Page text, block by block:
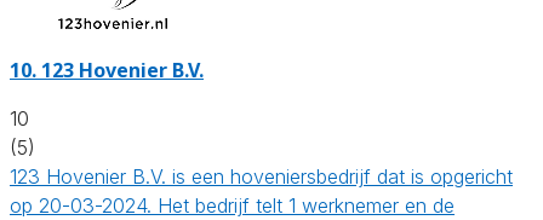
10. 123 Hovenier B.V.
10
(5)
123 Hovenier B.V. is een hoveniersbedrijf dat is opgericht
op 20-03-2024. Het bedrijf telt 1 werknemer en de